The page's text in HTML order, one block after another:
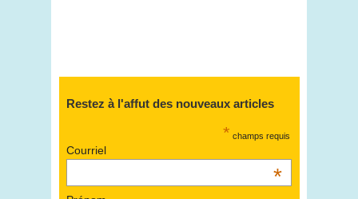
Restez à l'affut des nouveaux articles
* champs requis
Courriel
*